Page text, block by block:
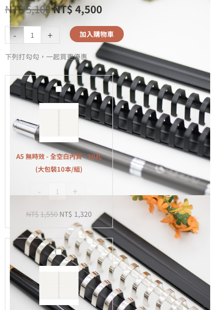
NT$5,100NT$4,500
- + 加入購物車
下列打勾勾，一起買更優惠
A5
無
效
-
全
空
內
-
(大
包
本/
A5 無時效 - 全空白內頁 - 20孔
(大包裝10本/組)
- +
NT$1,550 NT$ 1,320
A5
無
效
-